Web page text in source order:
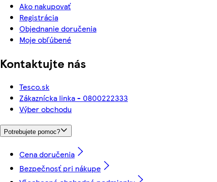
Ako nakupovať
Registrácia
Objednanie doručenia
Moje obľúbené
Kontaktujte nás
Tesco.sk
Zákaznícka linka - 0800222333
Výber obchodu
Potrebujete pomoc?
Cena doručenia
Bezpečnosť pri nákupe